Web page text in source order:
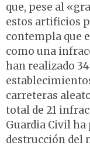
que, pese al
estos artificios
contempla que
como una
han realizado
carreteras
total de 21
Guardia Civil ha
destrucción del